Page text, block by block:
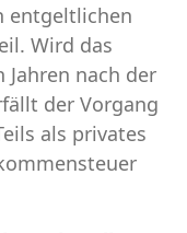
entgeltlichen
Wird das
nach der
der Vorgang
als privates